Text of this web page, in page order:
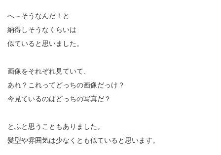
へ～そうなんだ！と
納得しそうなくらいは
似ていると思いました。
画像をそれぞれ見ていて、
あれ？これってどっちの画像だっけ？
今見ているのはどっちの写真だ？
とふと思うこともありました。
髪型や雰囲気は少なくとも似ていると思います。